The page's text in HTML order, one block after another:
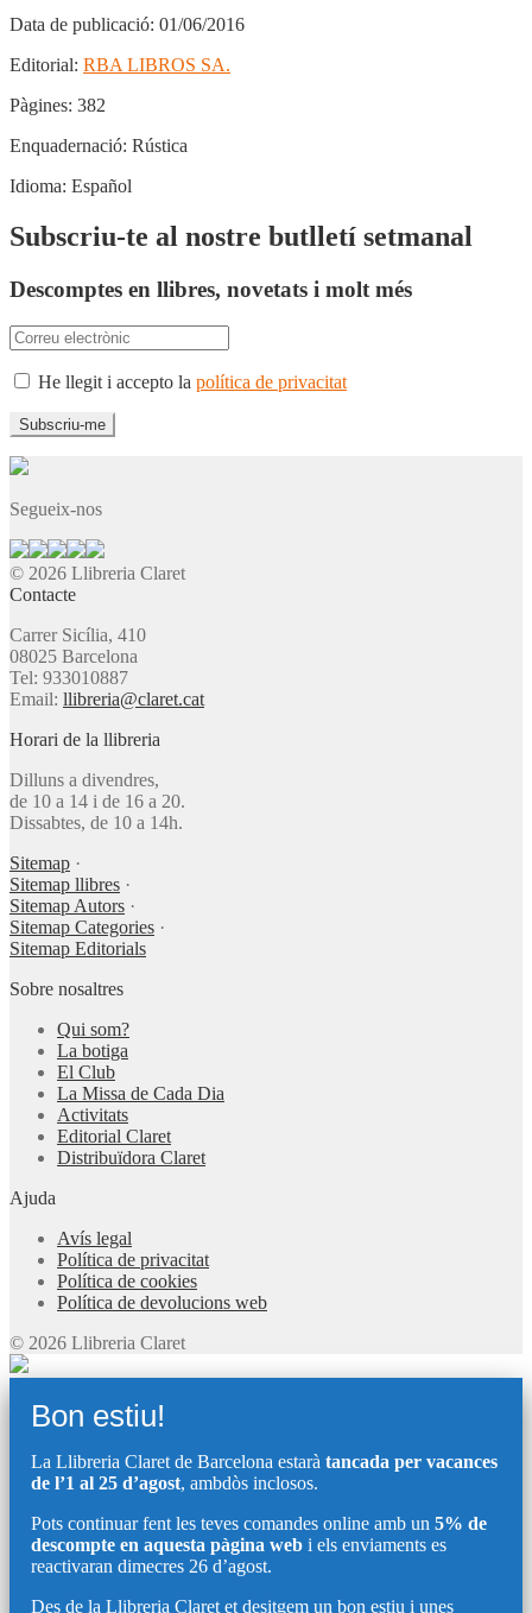
Data de publicació: 01/06/2016
Editorial: RBA LIBROS SA.
Pàgines: 382
Enquadernació: Rústica
Idioma: Español
Subscriu-te al nostre butlletí setmanal
Descomptes en llibres, novetats i molt més
He llegit i accepto la política de privacitat
Segueix-nos
© 2026 Llibreria Claret
Contacte
Carrer Sicília, 410
08025 Barcelona
Tel: 933010887
Email: llibreria@claret.cat
Horari de la llibreria
Dilluns a divendres,
de 10 a 14 i de 16 a 20.
Dissabtes, de 10 a 14h.
Sitemap ·
Sitemap llibres ·
Sitemap Autors ·
Sitemap Categories ·
Sitemap Editorials
Sobre nosaltres
Qui som?
La botiga
El Club
La Missa de Cada Dia
Activitats
Editorial Claret
Distribuïdora Claret
Ajuda
Avís legal
Política de privacitat
Política de cookies
Política de devolucions web
© 2026 Llibreria Claret
Bon estiu!
La Llibreria Claret de Barcelona estarà tancada per vacances
de l’1 al 25 d’agost, ambdòs inclosos.
Pots continuar fent les teves comandes online amb un 5% de
descompte en aquesta pàgina web i els enviaments es
reactivaran dimecres 26 d’agost.
Des de la Llibreria Claret et desitgem un bon estiu i unes